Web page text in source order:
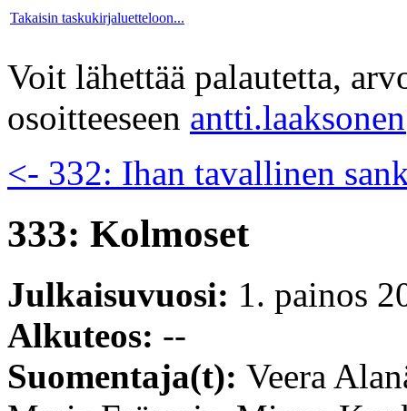
Takaisin taskukirjaluetteloon...
Voit lähettää palautetta,
osoitteeseen
<- 332: Ihan tavallinen
333: Kolmoset
Julkaisuvuosi: 1. painos
Alkuteos: --
Suomentaja(t): Veera